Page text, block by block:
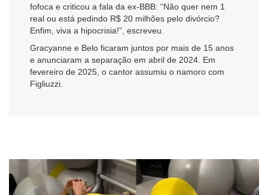
fofoca e criticou a fala da ex-BBB: “Não quer nem 1
real ou está pedindo R$ 20 milhões pelo divórcio?
Enfim, viva a hipocrisia!”, escreveu.
Gracyanne e Belo ficaram juntos por mais de 15 anos
e anunciaram a separação em abril de 2024. Em
fevereiro de 2025, o cantor assumiu o namoro com
Figliuzzi.